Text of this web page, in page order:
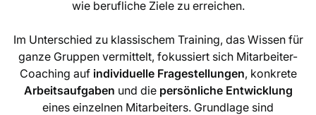
wie berufliche Ziele zu erreichen.
Im Unterschied zu klassischem Training, das Wissen für
ganze Gruppen vermittelt, fokussiert sich Mitarbeiter-
Coaching auf individuelle Fragestellungen, konkrete
Arbeitsaufgaben und die persönliche Entwicklung
eines einzelnen Mitarbeiters. Grundlage sind